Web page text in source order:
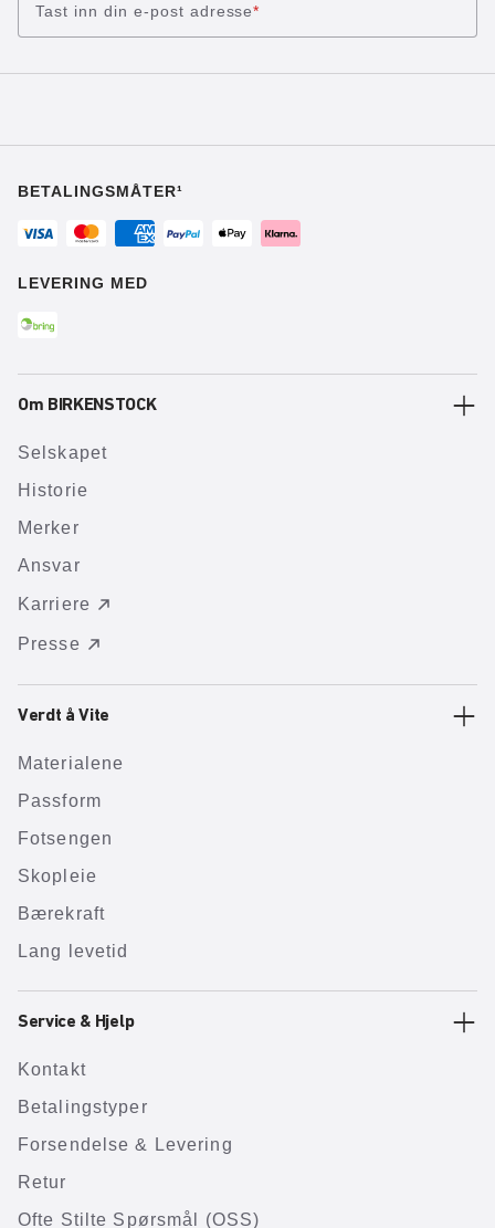
Tast inn din e-post adresse*
BETALINGSMÅTER¹
LEVERING MED
Om BIRKENSTOCK
Selskapet
Historie
Merker
Ansvar
Karriere
Presse
Verdt å Vite
Materialene
Passform
Fotsengen
Skopleie
Bærekraft
Lang levetid
Service & Hjelp
Kontakt
Betalingstyper
Forsendelse & Levering
Retur
Ofte Stilte Spørsmål (OSS)